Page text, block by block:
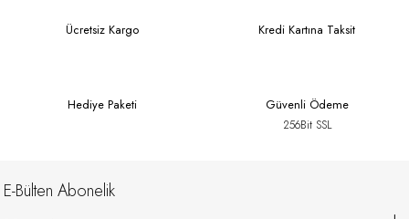
Ücretsiz Kargo Kredi Kartına Taksit
Hediye Paketi Güvenli Ödeme
256Bit SSL
E-Bülten Abonelik